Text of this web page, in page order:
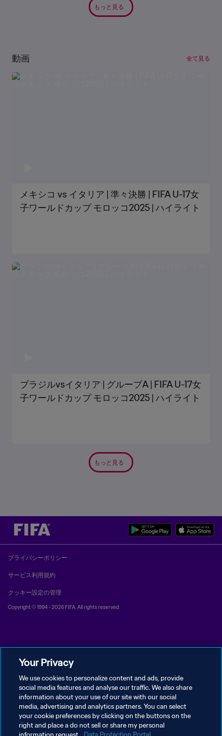
もっと見る
動画 全て見る
メキシコ vs イタリア | 準々決勝 | FIFA U-17女
子ワールドカップ モロッコ2025 | ハイライト
ブラジルvsイタリア | グループA | FIFA U-17女
子ワールドカップ モロッコ2025 | ハイライト
もっと見る
プライバシーポリシー
サービス利用規約
クッキー設定の管理
Copyright © 1994 - 2026 FIFA. All rights reserved.
Your Privacy
We use cookies to personalize content and ads, provide
social media features and analyse our traffic. We also share
information about your use of our site with our social
media, advertising and analytics partners. You can select
your cookie preferences by clicking on the buttons on the
right and place a do not sell or share my personal